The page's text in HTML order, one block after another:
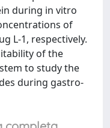
during in vitro
of
L-1, respectively.
of the
to study the
during gastro-